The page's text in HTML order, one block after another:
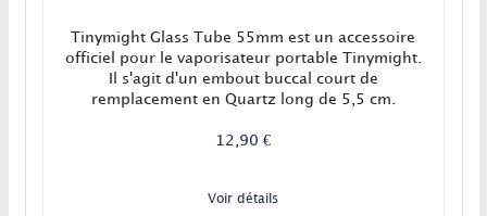
Tinymight Glass Tube 55mm est un accessoire
officiel pour le vaporisateur portable Tinymight.
Il s'agit d'un embout buccal court de
remplacement en Quartz long de 5,5 cm.
12,90 €
Voir détails